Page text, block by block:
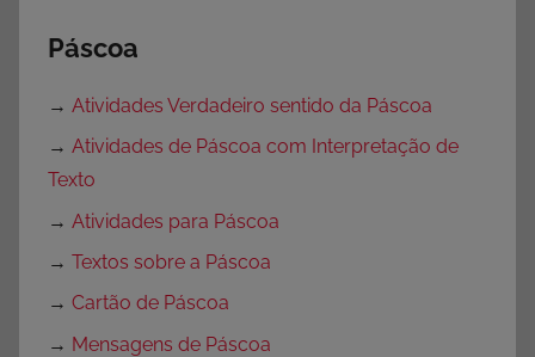
Páscoa
→ Atividades Verdadeiro sentido da Páscoa
→ Atividades de Páscoa com Interpretação de
Texto
→ Atividades para Páscoa
→ Textos sobre a Páscoa
→ Cartão de Páscoa
→ Mensagens de Páscoa